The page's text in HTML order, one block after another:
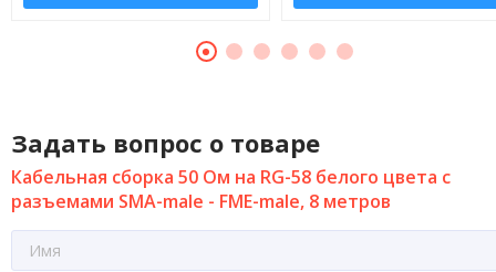
Задать вопрос о товаре
Кабельная сборка 50 Ом на RG-58 белого цвета с
разъемами SMA-male - FME-male, 8 метров